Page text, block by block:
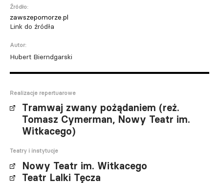
Źródło:
zawszepomorze.pl
Link do źródła
Autor:
Hubert Bierndgarski
Realizacje repertuarowe
Tramwaj zwany pożądaniem (reż.
Tomasz Cymerman, Nowy Teatr im.
Witkacego)
Teatry i instytucje
Nowy Teatr im. Witkacego
Teatr Lalki Tęcza